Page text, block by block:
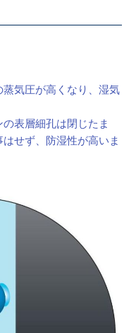
気圧が高くなり、湿気
表層細孔は閉じたま
せず、防湿性が高いま